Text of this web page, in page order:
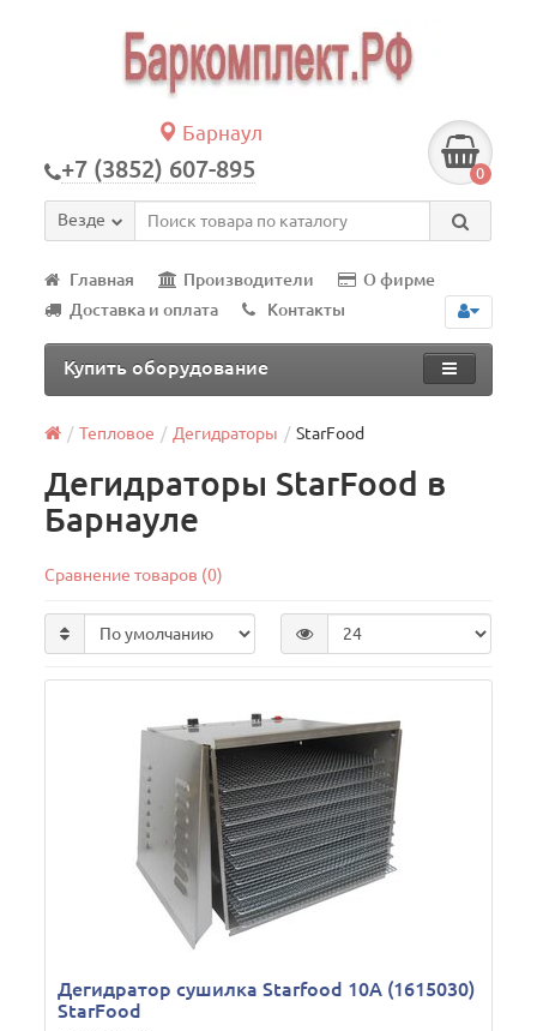
Барнаул
+7 (3852) 607-895 0
Везде
Главная Производители
О фирме
Доставка и оплата
Контакты
Купить оборудование
Тепловое Дегидраторы StarFood
Дегидраторы StarFood в
Барнауле
Сравнение товаров (0)
Дегидратор сушилка Starfood 10A (1615030)
StarFood